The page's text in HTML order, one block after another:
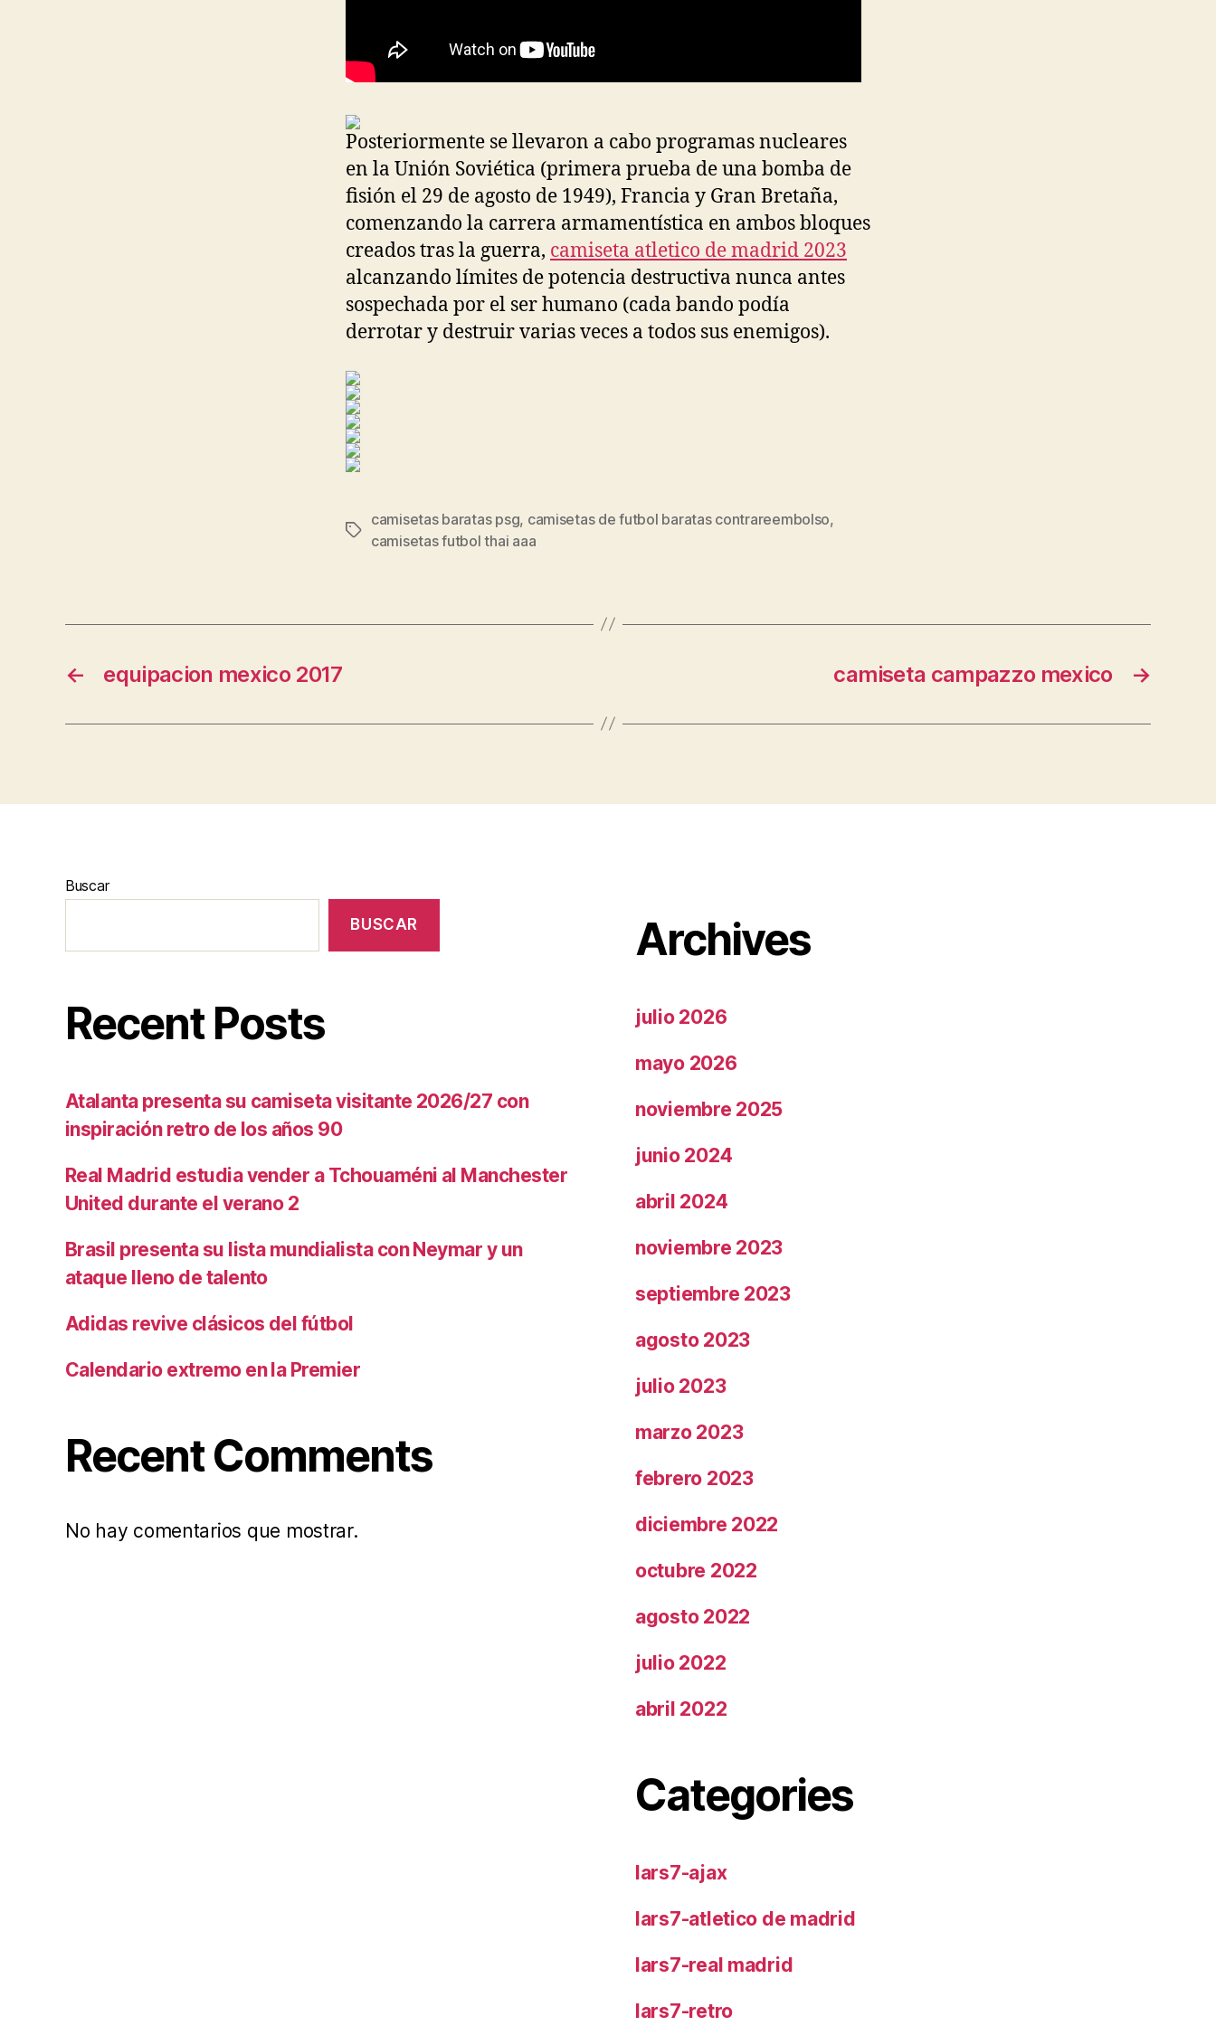
Posteriormente se llevaron a cabo programas nucleares
en la Unión Soviética (primera prueba de una bomba de
fisión el 29 de agosto de 1949), Francia y Gran Bretaña,
comenzando la carrera armamentística en ambos bloques
creados tras la guerra, camiseta atletico de madrid 2023
alcanzando límites de potencia destructiva nunca antes
sospechada por el ser humano (cada bando podía
derrotar y destruir varias veces a todos sus enemigos).
Etiquetas
camisetas baratas psg, camisetas de futbol baratas contrareembolso,
camisetas futbol thai aaa
← equipacion mexico 2017 →
camiseta campazzo mexico
Buscar
BUSCAR
Recent Posts
Atalanta presenta su camiseta visitante 2026/27 con
inspiración retro de los años 90
Real Madrid estudia vender a Tchouaméni al Manchester
United durante el verano 2
Brasil presenta su lista mundialista con Neymar y un
ataque lleno de talento
Adidas revive clásicos del fútbol
Calendario extremo en la Premier
Recent Comments
No hay comentarios que mostrar.
Archives
julio 2026
mayo 2026
noviembre 2025
junio 2024
abril 2024
noviembre 2023
septiembre 2023
agosto 2023
julio 2023
marzo 2023
febrero 2023
diciembre 2022
octubre 2022
agosto 2022
julio 2022
abril 2022
Categories
lars7-ajax
lars7-atletico de madrid
lars7-real madrid
lars7-retro